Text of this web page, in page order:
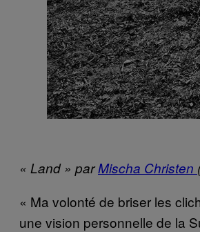
« Land » parMischa Christen
« Ma volonté de briser les
une vision personnelle de la